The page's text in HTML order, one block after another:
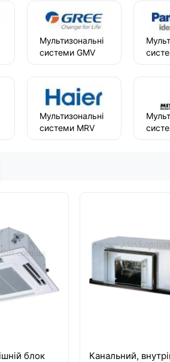
Мультизональні
системи GMV
Мультизональні
системи MRV
блок
Канальний,